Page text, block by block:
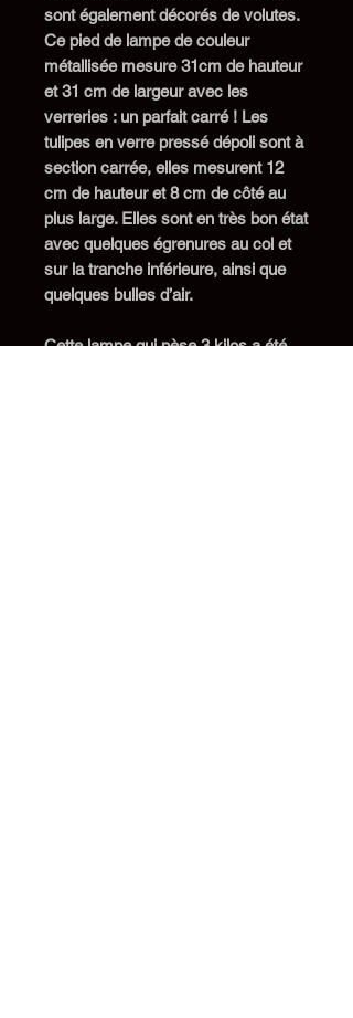
sont également décorés de volutes.
Ce pied de lampe de couleur
métallisée mesure 31cm de hauteur
et 31 cm de largeur avec les
verreries : un parfait carré ! Les
tulipes en verre pressé dépoli sont à
section carrée, elles mesurent 12
cm de hauteur et 8 cm de côté au
plus large. Elles sont en très bon état
avec quelques égrenures au col et
sur la tranche inférieure, ainsi que
quelques bulles d’air.
Cette lampe qui pèse 3 kilosa été